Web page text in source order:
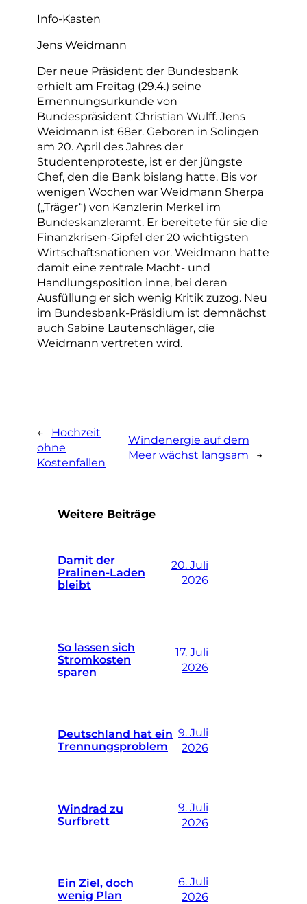
Info-Kasten
Jens Weidmann
Der neue Präsident der Bundesbank
erhielt am Freitag (29.4.) seine
Ernennungsurkunde von
Bundespräsident Christian Wulff. Jens
Weidmann ist 68er. Geboren in Solingen
am 20. April des Jahres der
Studentenproteste, ist er der jüngste
Chef, den die Bank bislang hatte. Bis vor
wenigen Wochen war Weidmann Sherpa
(„Träger“) von Kanzlerin Merkel im
Bundeskanzleramt. Er bereitete für sie die
Finanzkrisen-Gipfel der 20 wichtigsten
Wirtschaftsnationen vor. Weidmann hatte
damit eine zentrale Macht- und
Handlungsposition inne, bei deren
Ausfüllung er sich wenig Kritik zuzog. Neu
im Bundesbank-Präsidium ist demnächst
auch Sabine Lautenschläger, die
Weidmann vertreten wird.
←
Hochzeit
ohne
Kostenfallen
Windenergie auf dem
Meer wächst langsam
→
Weitere Beiträge
Damit der
Pralinen-Laden
bleibt
20. Juli
2026
So lassen sich
Stromkosten
sparen
17. Juli
2026
Deutschland hat ein
Trennungsproblem
9. Juli
2026
Windrad zu
Surfbrett
9. Juli
2026
Ein Ziel, doch
wenig Plan
6. Juli
2026